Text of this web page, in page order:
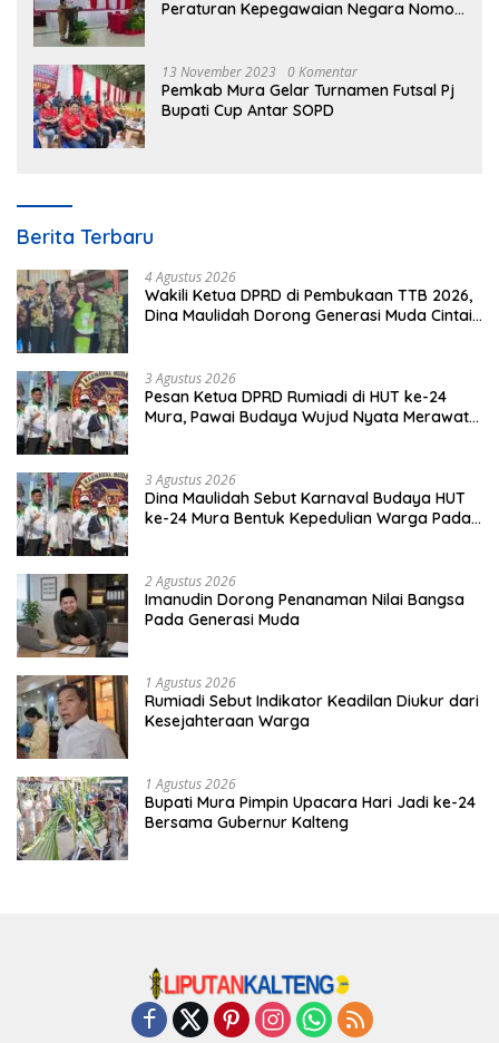
Peraturan Kepegawaian Negara Nomor
13 November 2023 0 Komentar
Pemkab Mura Gelar Turnamen Futsal Pj
Bupati Cup Antar SOPD
Berita Terbaru
4 Agustus 2026
Wakili Ketua DPRD di Pembukaan TTB 2026,
Dina Maulidah Dorong Generasi Muda Cintai
3 Agustus 2026
Pesan Ketua DPRD Rumiadi di HUT ke-24
Mura, Pawai Budaya Wujud Nyata Merawat
3 Agustus 2026
Dina Maulidah Sebut Karnaval Budaya HUT
ke-24 Mura Bentuk Kepedulian Warga Pada
2 Agustus 2026
Imanudin Dorong Penanaman Nilai Bangsa
Pada Generasi Muda
1 Agustus 2026
Rumiadi Sebut Indikator Keadilan Diukur dari
Kesejahteraan Warga
1 Agustus 2026
Bupati Mura Pimpin Upacara Hari Jadi ke-24
Bersama Gubernur Kalteng